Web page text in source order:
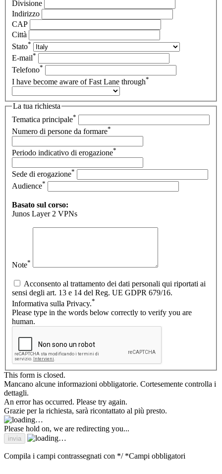
Divisione
Indirizzo
CAP
Città
Stato*
E-mail*
Telefono*
I have become aware of Fast Lane through*
La tua richiesta
Tematica principale*
Numero di persone da formare*
Periodo indicativo di erogazione*
Sede di erogazione*
Audience*
Basato sul corso:
Junos Layer 2 VPNs
Note*
Acconsento al trattamento dei dati personali qui riportati ai
sensi degli art. 13 e 14 del Reg. UE GDPR 679/16.
Informativa sulla Privacy.*
Please type in the words below correctly to verify you are
human.
This form is closed.
Mancano alcune informazioni obbligatorie. Cortesemente controlla i
dettagli.
An error has occurred. Please try again.
Grazie per la richiesta, sarà ricontattato al più presto.
Please hold on, we are redirecting you...
Compila i campi contrassegnati con */ *Campi obbligatori